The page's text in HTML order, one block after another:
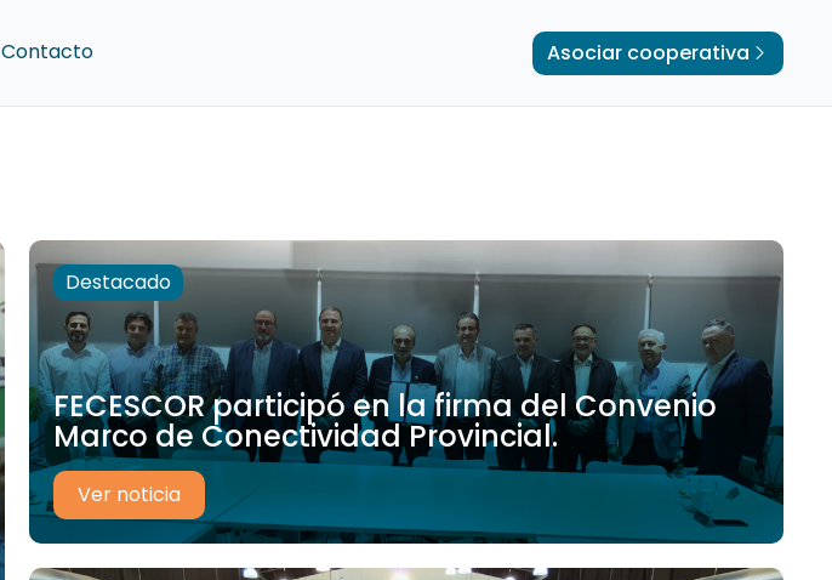
Contacto Asociar cooperativa
FECESCOR participó en la firma del Convenio
Marco de Conectividad Provincial.
Ver noticia
Destacado